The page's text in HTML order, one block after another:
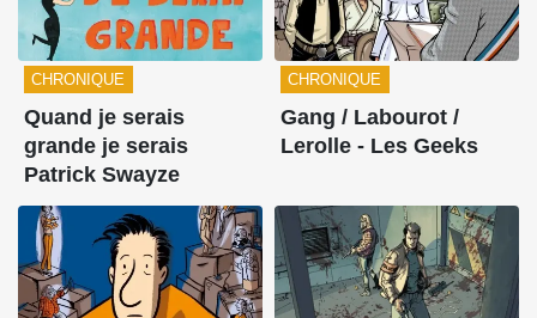
CHRONIQUE
Quand je serais
grande je serais
Patrick Swayze
CHRONIQUE
Gang / Labourot /
Lerolle - Les Geeks